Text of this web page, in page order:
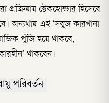
স্টেকহোল্ডার হিসেবে
অন্যথায় এই ‘সবুজ কারখানা
পুঁজি হয়ে থাকবে,
থাকবেন।
পরিবর্তন